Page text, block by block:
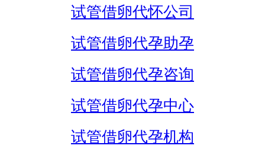
试管借卵代怀公司
试管借卵代孕助孕
试管借卵代孕咨询
试管借卵代孕中心
试管借卵代孕机构